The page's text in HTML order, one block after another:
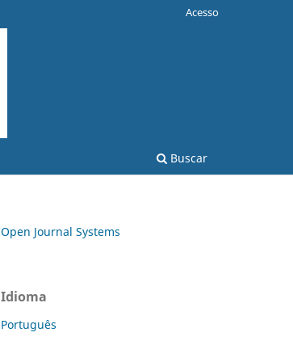
Buscar
Acesso
Open Journal Systems
Idioma
Português